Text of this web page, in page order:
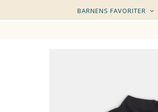
BARNENS FAVORITER